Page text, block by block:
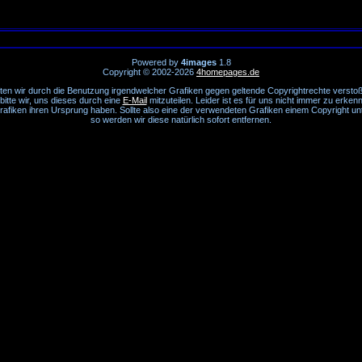
Powered by 4images1.8
Copyright © 2002-2026 4homepages.de
wir durch die Benutzung irgendwelcher Grafiken gegen geltende Copyrightrechte
wir, uns dieses durch eine E-Mailmitzuteilen. Leider ist es für uns nicht immer zu
ihren Ursprung haben. Sollte also eine der verwendeten Grafiken einem Copyright
so werden wir diese natürlich sofort entfernen.